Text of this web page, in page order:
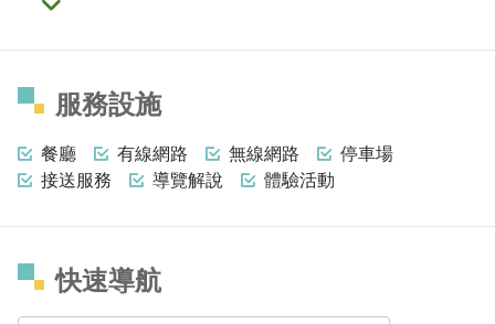
服務設施
餐廳 有線網路 無線網路
停車場
接送服務
導覽解說 體驗活動
快速導航